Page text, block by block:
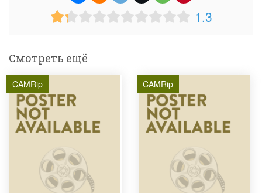
1.3
Смотреть ещё
CAMRip CAMRip